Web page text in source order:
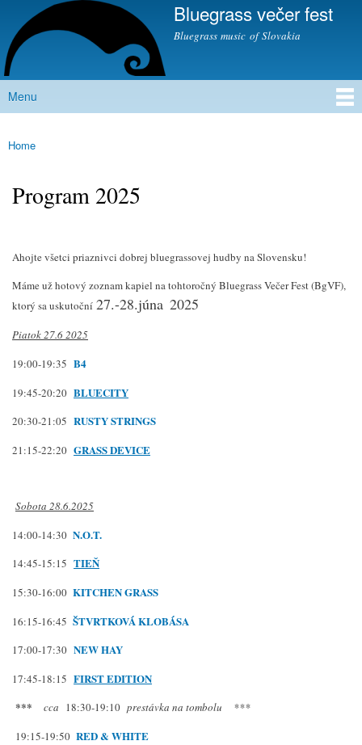
Skip to
main
content
Bluegrass večer fest
Bluegrass music of Slovakia
Main menu
Menu
You are here
Home
Program 2025
Ahojte všetci priaznivci dobrej bluegrassovej hudby na Slovensku!
Máme už hotový zoznam kapiel na tohtoročný Bluegrass Večer Fest (BgVF),
ktorý sa uskutoční 27.-28.júna 2025
Piatok 27.6 2025
19:00-19:35 B4
19:45-20:20 BLUECITY
20:30-21:05 RUSTY STRINGS
21:15-22:20 GRASS DEVICE
Sobota 28.6.2025
14:00-14:30 N.O.T.
14:45-15:15 TIEŇ
15:30-16:00 KITCHEN GRASS
16:15-16:45 ŠTVRTKOVÁ KLOBÁSA
17:00-17:30 NEW HAY
17:45-18:15 FIRST EDITION
*** cca 18:30-19:10 prestávka na tombolu ***
19:15-19:50 RED & WHITE